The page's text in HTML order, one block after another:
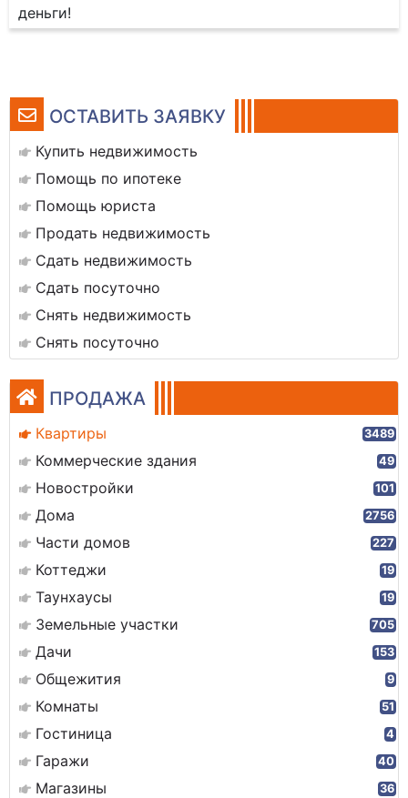
ОСТАВИТЬ ЗАЯВКУ
Купить недвижимость
Помощь по ипотеке
Помощь юриста
Продать недвижимость
Сдать недвижимость
Сдать посуточно
Снять недвижимость
Снять посуточно
ПРОДАЖА
Квартиры 3489
Коммерческие здания 49
Новостройки 101
Дома 2756
Части домов 227
Коттеджи 19
Таунхаусы 19
Земельные участки 705
Дачи 153
Общежития 9
Комнаты 51
Гостиница 4
Гаражи 40
Магазины 36
деньги!